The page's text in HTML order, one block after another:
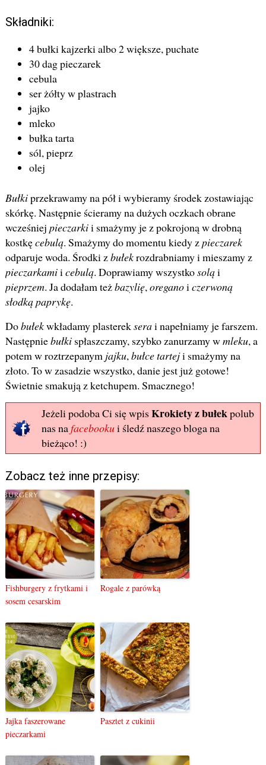
Składniki:
4 bułki kajzerki albo 2 większe, puchate
30 dag pieczarek
cebula
ser żółty w plastrach
jajko
mleko
bułka tarta
sól, pieprz
olej
Bułkiprzekrawamy na pół i wybieramy środek zostawiając
skórkę. Następnie ścieramy na dużych oczkach obrane
wcześniej pieczarkii smażymy je z pokrojoną w drobną
kostkęcebulą. Smażymy do momentu kiedy zpieczarek
odparuje woda. Środki zbułekrozdrabniamy i mieszamy z
pieczarkamiicebulą. Doprawiamy wszystkosoląi
pieprzem. Ja dodałam teżbazylię,oreganoiczerwoną
słodką paprykę.
Dobułekwkładamy plasterekserai napełniamy je farszem.
Następniebułki spłaszczamy, szybko zanurzamy wmleku, a
potem w roztrzepanym jajku,bułce tarteji smażymy na
złoto. To w zasadzie wszystko, danie jest już gotowe!
Świetnie smakują z ketchupem. Smacznego!
Jeżeli podoba Ci się wpisKrokiety z bułekpolub
nas nafacebookui śledź naszego bloga na
bieżąco! :)
Zobacz też inne przepisy:
Fishburgery z frytkami i
sosem cesarskim
Rogale z parówką
Jajka faszerowane
pieczarkami
Pasztet z cukinii